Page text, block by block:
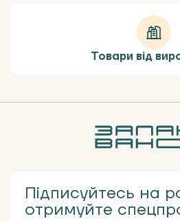
Товари від
Підписуйтесь на
отримуйте